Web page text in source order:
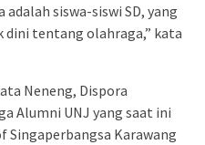
siswa-siswi SD, yang
dini tentang olahraga,” kata
Neneng, Dispora
Alumni UNJ yang saat ini
Singaperbangsa Karawang